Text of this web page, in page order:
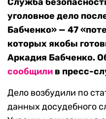
уголовное дело
Бабченко» — 47
которых якобы
Аркадия Бабченко.
сообщили в пресс-
Дело возбудили по
данных досудебного